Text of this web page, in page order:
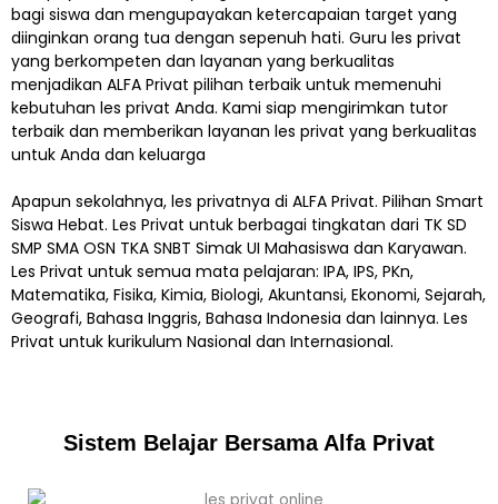
bagi siswa dan mengupayakan ketercapaian target yang
diinginkan orang tua dengan sepenuh hati. Guru les privat
yang berkompeten dan layanan yang berkualitas
menjadikan ALFA Privat pilihan terbaik untuk memenuhi
kebutuhan les privat Anda. Kami siap mengirimkan tutor
terbaik dan memberikan layanan les privat yang berkualitas
untuk Anda dan keluarga
Apapun sekolahnya, les privatnya di ALFA Privat. Pilihan Smart
Siswa Hebat. Les Privat untuk berbagai tingkatan dari TK SD
SMP SMA OSN TKA SNBT Simak UI Mahasiswa dan Karyawan.
Les Privat untuk semua mata pelajaran: IPA, IPS, PKn,
Matematika, Fisika, Kimia, Biologi, Akuntansi, Ekonomi, Sejarah,
Geografi, Bahasa Inggris, Bahasa Indonesia dan lainnya. Les
Privat untuk kurikulum Nasional dan Internasional.
Sistem Belajar Bersama Alfa Privat